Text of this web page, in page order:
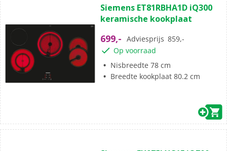
Siemens ET81RBHA1D iQ300
keramische kookplaat
699,- Adviesprijs 859,-
Op voorraad
Nisbreedte 78 cm
Breedte kookplaat 80.2 cm